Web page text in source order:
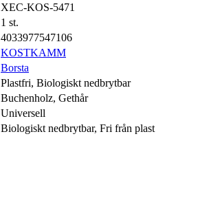
XEC-KOS-5471
1 st.
4033977547106
KOSTKAMM
Borsta
Plastfri, Biologiskt nedbrytbar
Buchenholz, Gethår
Universell
Biologiskt nedbrytbar, Fri från plast